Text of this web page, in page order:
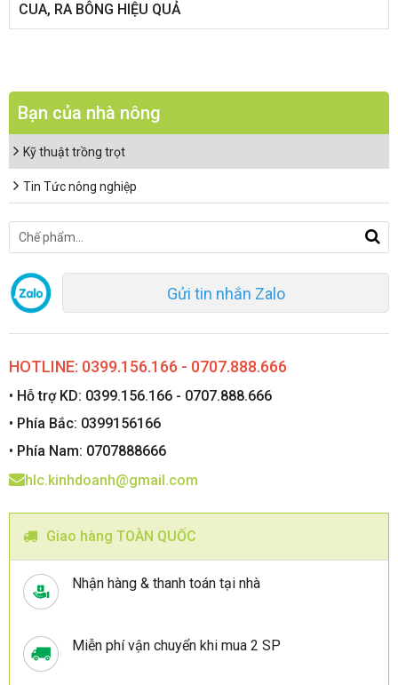
CUA, RA BÔNG HIỆU QUẢ
Bạn của nhà nông
Kỹ thuật trồng trọt
Tin Tức nông nghiệp
Gửi tin nhắn Zalo
HOTLINE: 0399.156.166 - 0707.888.666
• Hỗ trợ KD: 0399.156.166 - 0707.888.666
• Phía Bắc: 0399156166
• Phía Nam: 0707888666
hlc.kinhdoanh@gmail.com
Giao hàng TOÀN QUỐC
Nhận hàng & thanh toán tại nhà
Miễn phí vận chuyển khi mua 2 SP